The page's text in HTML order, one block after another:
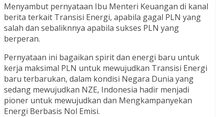
Menyambut pernyataan Ibu Menteri Keuangan di kanal
berita terkait Transisi Energi, apabila gagal PLN yang
salah dan sebaliknnya apabila sukses PLN yang
berperan.
Pernyataan ini bagaikan spirit dan energi baru untuk
kerja maksimal PLN untuk mewujudkan Transisi Energi
baru terbarukan, dalam kondisi Negara Dunia yang
sedang mewujudkan NZE, Indonesia hadir menjadi
pioner untuk mewujudkan dan Mengkampanyekan
Energi Berbasis Nol Emisi.